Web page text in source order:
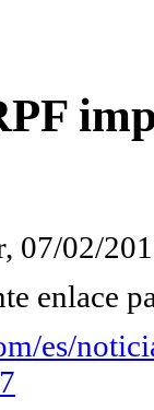
07/02/
enlace
es/